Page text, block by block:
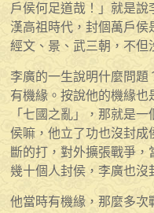
戶侯何足道哉！」就是
漢高祖時代，封個萬戶
經文、景、武三朝，不但
李廣的一生說明什麼問
有機緣。按說他的機緣
「七國之亂」，那就是
侯嘛，他立了功也沒封
斷的打，對外擴張戰爭，
幾十個人封侯，李廣也沒
他當時有機緣，那麼多